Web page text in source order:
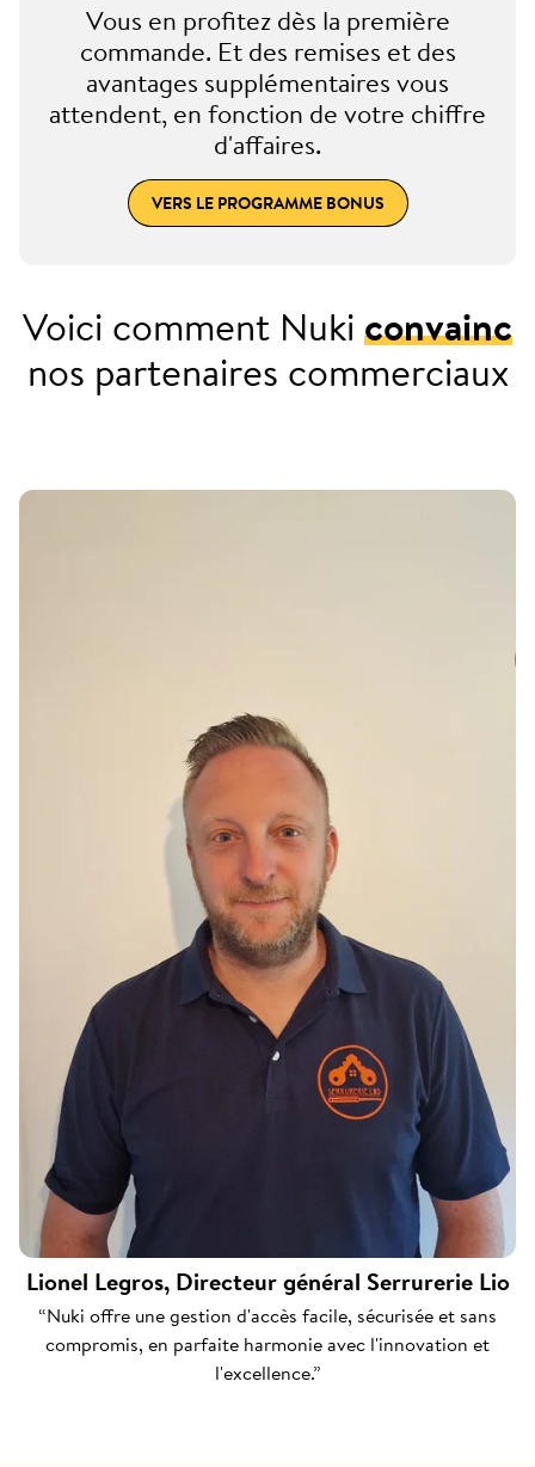
Vous en profitez dès la première
commande. Et des remises et des
avantages supplémentaires vous
attendent, en fonction de votre chiffre
d'affaires.
VERS LE PROGRAMME BONUS
Voici comment Nukiconvainc
nos partenaires commerciaux
Lionel Legros, Directeur général Serrurerie Lio
“Nuki offre une gestion d'accès facile, sécurisée et sans
compromis, en parfaite harmonie avec l'innovation et
l'excellence.”